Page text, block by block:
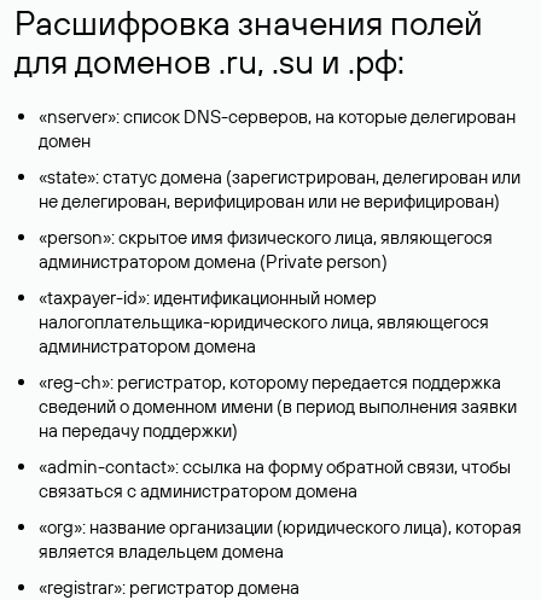
Расшифровка значения полей
для доменов .ru, .su и .рф:
«nserver»: список DNS-серверов, на которые делегирован
домен
«state»: статус домена (зарегистрирован, делегирован или
не делегирован, верифицирован или не верифицирован)
«person»: скрытое имя физического лица, являющегося
администратором домена (Privatе person)
«taxpayer-id»: идентификационный номер
налогоплательщика-юридического лица, являющегося
администратором домена
«reg-ch»: регистратор, которому передается поддержка
сведений о доменном имени (в период выполнения заявки
на передачу поддержки)
«admin-contact»: ссылка на форму обратной связи, чтобы
связаться с администратором домена
«org»: название организации (юридического лица), которая
является владельцем домена
«registrar»: регистратор домена